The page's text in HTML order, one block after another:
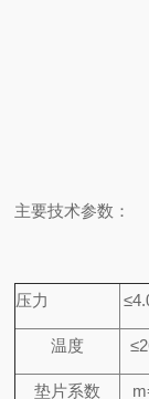
主要技术参数：
压力
温度
垫片系数